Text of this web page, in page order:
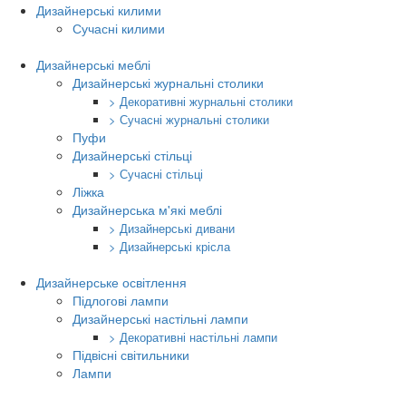
Дизайнерські килими
Сучасні килими
Дизайнерські меблі
Дизайнерські журнальні столики
> Декоративні журнальні столики
> Сучасні журнальні столики
Пуфи
Дизайнерські стільці
> Сучасні стільці
Ліжка
Дизайнерська м'які меблі
> Дизайнерські дивани
> Дизайнерські крісла
Дизайнерське освітлення
Підлогові лампи
Дизайнерські настільні лампи
> Декоративні настільні лампи
Підвісні світильники
Лампи